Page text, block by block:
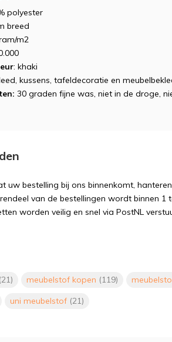
polyester
breed
m2
: khaki
kussens, tafeldecoratie en
30 graden fijne was, niet in de droge,
uw bestelling bij ons binnenkomt,
van de bestellingen wordt binnen 1
worden veilig en snel via PostNL
(21) meubelstof kopen (119)
uni meubelstof (21)